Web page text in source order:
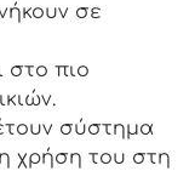
σε
στο πιο
σύστημα
η χρήση του στη